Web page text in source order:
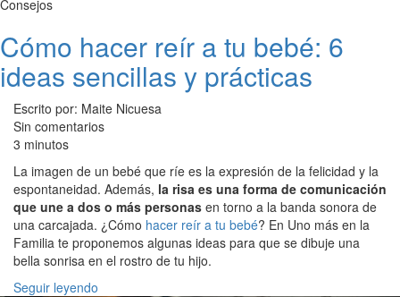
Consejos
Cómo hacer reír a tu bebé: 6
ideas sencillas y prácticas
Escrito por: Maite Nicuesa
Sin comentarios
3 minutos
La imagen de un bebé que ríe es la expresión de la felicidad y la
espontaneidad. Además, la risa es una forma de comunicación
que une a dos o más personas en torno a la banda sonora de
una carcajada. ¿Cómo hacer reír a tu bebé? En Uno más en la
Familia te proponemos algunas ideas para que se dibuje una
bella sonrisa en el rostro de tu hijo.
Seguir leyendo